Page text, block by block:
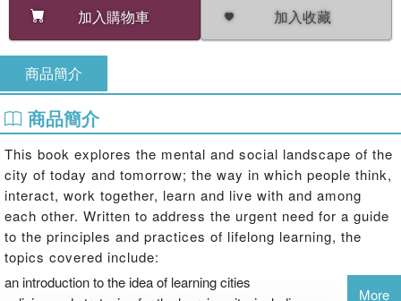
加入購物車 加入收藏
商品簡介
商品簡介
This book explores the mental and social landscape of the
city of today and tomorrow; the way in which people think,
interact, work together, learn and live with and among
each other. Written to address the urgent need for a guide
to the principles and practices of lifelong learning, the
topics covered include:
an introduction to the idea of learning cities
More